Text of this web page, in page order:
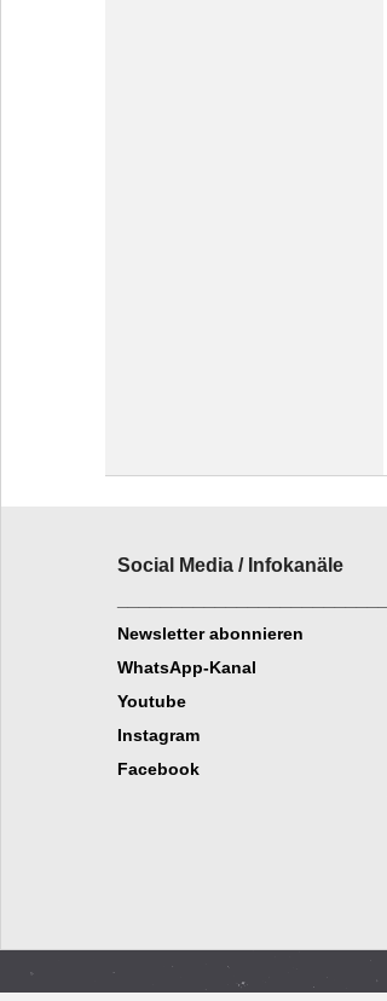
Social Media / Infokanäle
Newsletter abonnieren
WhatsApp-Kanal
Youtube
Instagram
Facebook